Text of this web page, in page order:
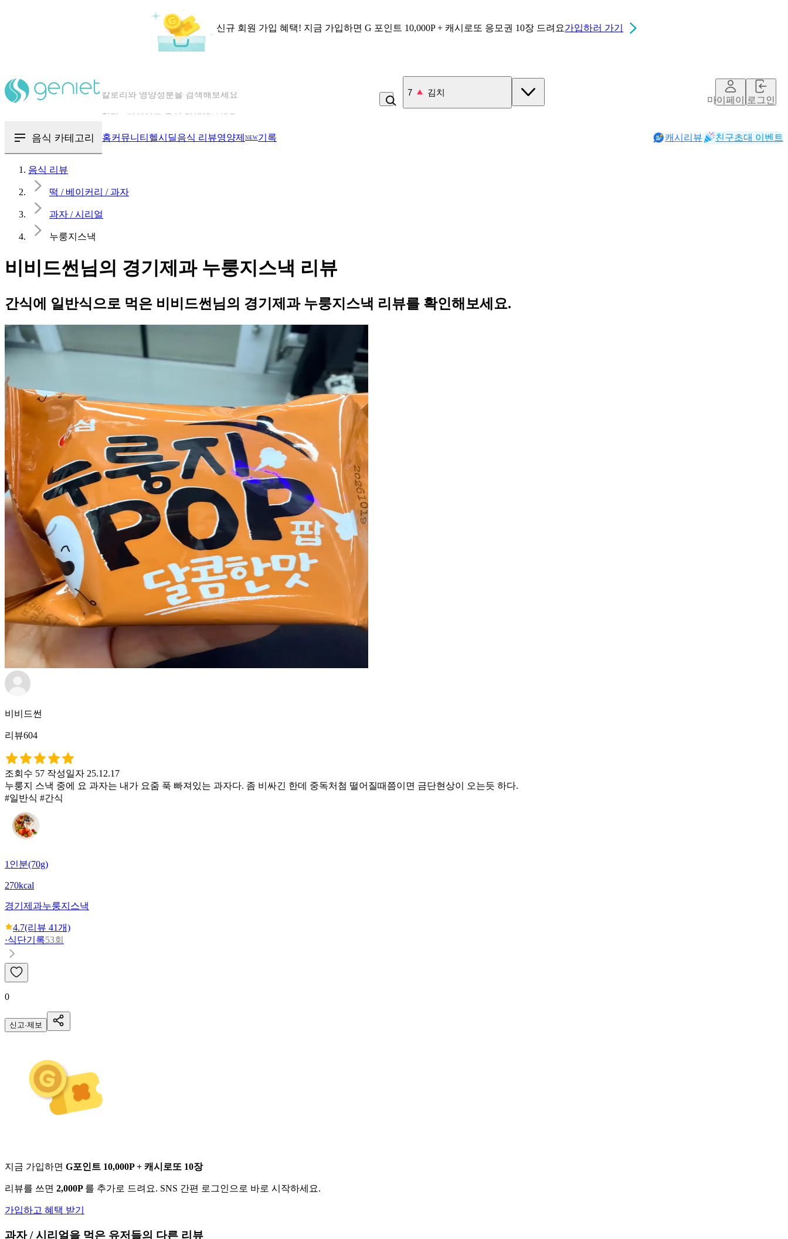
신규 회원 가입 혜택! 지금 가입하면 G 포인트 10,000P + 캐시로또 응모권 10장 드려요가입하러 가기
8 고구마
마이페이지로그인
음식 카테고리 홈커뮤니티 헬시딜음식 리뷰영양제 NEW기록 캐시리뷰 친구초대 이벤트
음식 리뷰
떡 / 베이커리 / 과자
과자 / 시리얼
누룽지스낵
비비드썬님의 경기제과 누룽지스낵 리뷰
간식에 일반식으로 먹은 비비드썬님의 경기제과 누룽지스낵 리뷰를 확인해보세요.
비비드썬
리뷰604
조회수 57 작성일자 25.12.17
누룽지 스낵 중에 요 과자는 내가 요줌 푹 빠져있는 과자다. 좀 비싸긴 한데 중독처첨 떨어질때쯤이면 금단현상이 오는듯 하다.
#일반식 #간식
1인분(70g)
270kcal
경기제과누룽지스낵
4.7(리뷰 41개)
·식단기록53회
0
신고·제보
지금 가입하면 G포인트 10,000P + 캐시로또 10장
리뷰를 쓰면 2,000P 를 추가로 드려요. SNS 간편 로그인으로 바로 시작하세요.
가입하고 혜택 받기
과자 / 시리얼을 먹은 유저들의 다른 리뷰